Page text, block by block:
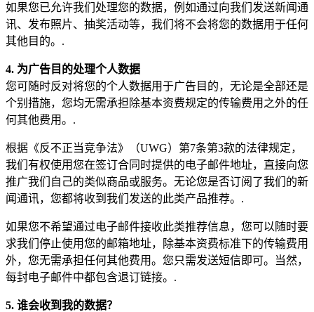
如果您已允许我们处理您的数据，例如通过向我们发送新闻通
讯、发布照片、抽奖活动等，我们将不会将您的数据用于任何
其他目的。.
4. 为广告目的处理个人数据
您可随时反对将您的个人数据用于广告目的，无论是全部还是
个别措施，您均无需承担除基本资费规定的传输费用之外的任
何其他费用。.
根据《反不正当竞争法》（UWG）第7条第3款的法律规定，
我们有权使用您在签订合同时提供的电子邮件地址，直接向您
推广我们自己的类似商品或服务。无论您是否订阅了我们的新
闻通讯，您都将收到我们发送的此类产品推荐。.
如果您不希望通过电子邮件接收此类推荐信息，您可以随时要
求我们停止使用您的邮箱地址，除基本资费标准下的传输费用
外，您无需承担任何其他费用。您只需发送短信即可。当然，
每封电子邮件中都包含退订链接。.
5. 谁会收到我的数据？